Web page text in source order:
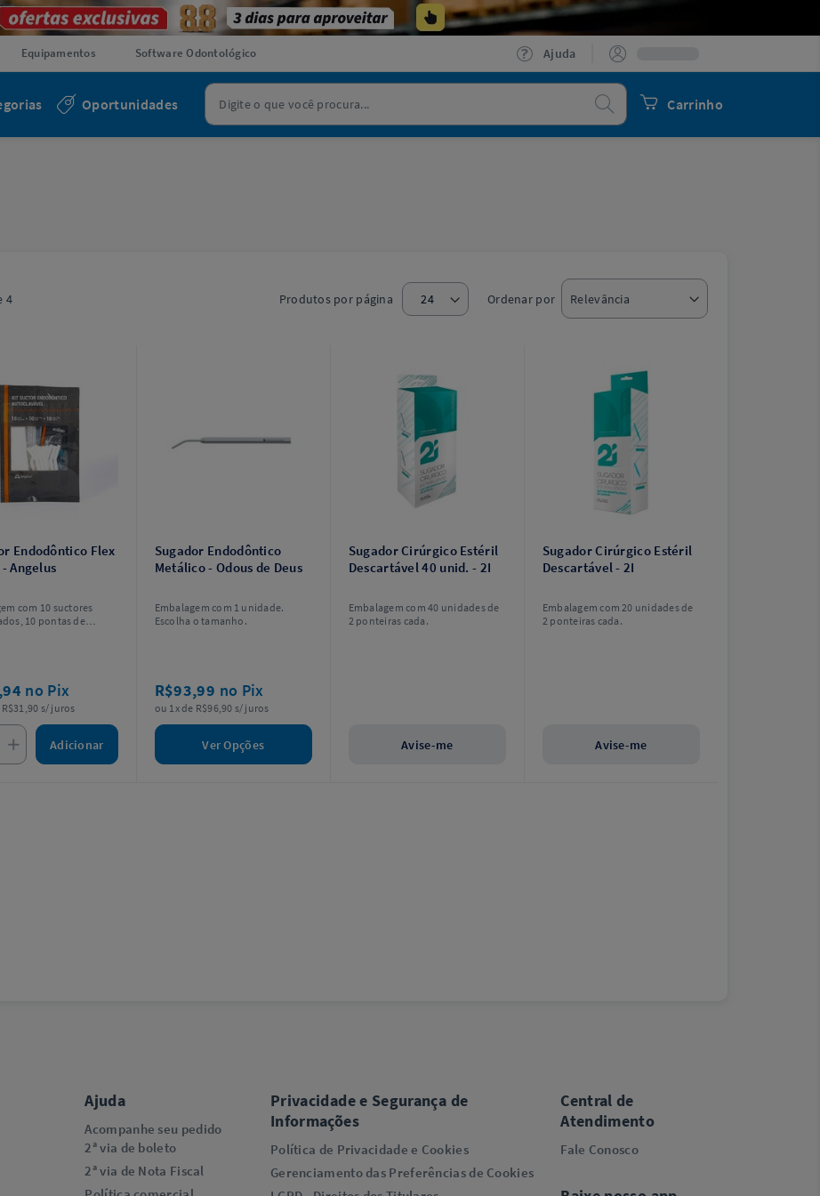
Equipamentos Software Odontológico Ajuda
Carrinho
Procurar
Oportunidades
4 Produtos por página Ordenar por
Endodôntico Flex
Angelus
com 10 suctores
10 pontas de
no Pix
s/ juros
Adicionar
Sugador Endodôntico
Metálico - Odous de Deus
Embalagem com 1 unidade.
Escolha o tamanho.
R$93,99 no Pix
ou 1x de R$96,90 s/ juros
Ver Opções
Sugador Cirúrgico Estéril
Descartável 40 unid. - 2I
Embalagem com 40 unidades de
2 ponteiras cada.
Avise-me
Sugador Cirúrgico Estéril
Descartável - 2I
Embalagem com 20 unidades de
2 ponteiras cada.
Avise-me
Ajuda
Acompanhe seu pedido
2ª via de boleto
2ª via de Nota Fiscal
Privacidade e Segurança de
Informações
Política de Privacidade e Cookies
Gerenciamento das Preferências de Cookies
Central de
Atendimento
Fale Conosco